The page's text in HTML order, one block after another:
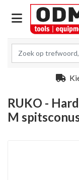
RUKO -
M